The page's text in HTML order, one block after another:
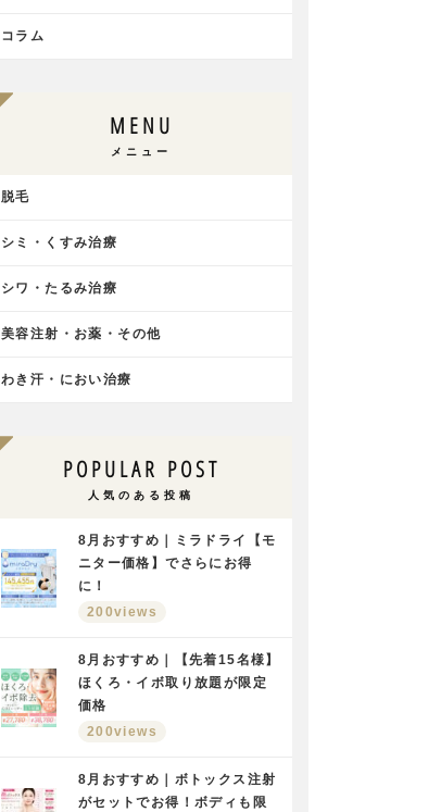
コラム
MENU
メニュー
脱毛
シミ・くすみ治療
シワ・たるみ治療
美容注射・お薬・その他
わき汗・におい治療
POPULAR POST
人気のある投稿
8月おすすめ｜ミラドライ【モ
ニター価格】でさらにお得
に！
200views
8月おすすめ｜【先着15名様】
ほくろ・イボ取り放題が限定
価格
200views
8月おすすめ｜ボトックス注射
がセットでお得！ボディも限